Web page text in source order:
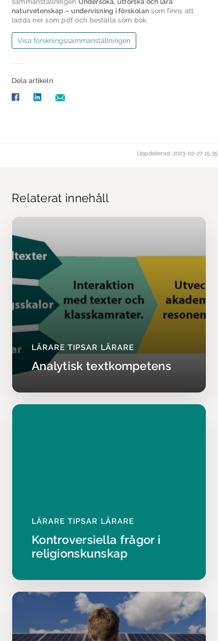
naturvetenskap – undervisning i förskolansom finns att
ladda ner som pdf och beställa som bok.
Visa forsknings­sammanställningen
Dela artikeln
Uppdaterad: 2023-02-27 15:35
Relaterat innehåll
LÄRARE TIPSAR LÄRARE
Analytisk textkompetens
LÄRARE TIPSAR LÄRARE
Kontroversiella frågor i
religionskunskap